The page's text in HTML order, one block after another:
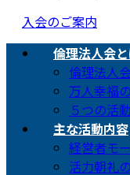
入会のご案内
倫理法人会
倫理法人
万人幸福
５つの活
主な活動内容
経営者モ
活力朝礼